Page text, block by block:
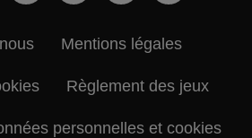
Mentions légales
Règlement des jeux
personnelles et cookies